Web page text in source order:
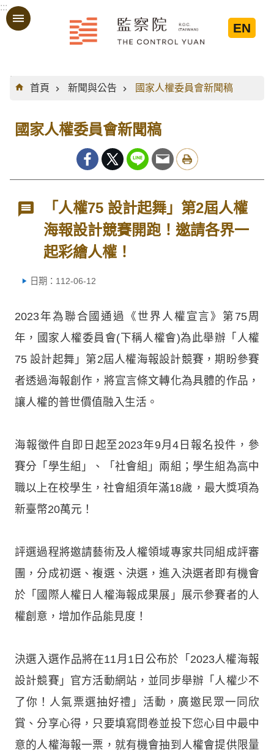
跳到主要內容區塊
:::
EN
:::
首頁
新聞與公告 國家人權委員會新聞稿
國家人權委員會新聞稿
「人權75 設計起舞」第2屆人權
海報設計競賽開跑！邀請各界一
起彩繪人權！
日期：112-06-12
2023年為聯合國通過《世界人權宣言》第75周
年，國家人權委員會(下稱人權會)為此舉辦「人權
75 設計起舞」第2屆人權海報設計競賽，期盼參賽
者透過海報創作，將宣言條文轉化為具體的作品，
讓人權的普世價值融入生活。
海報徵件自即日起至2023年9月4日報名投件，參
賽分「學生組」、「社會組」兩組；學生組為高中
職以上在校學生，社會組須年滿18歲，最大獎項為
新臺幣20萬元！
評選過程將邀請藝術及人權領域專家共同組成評審
團，分成初選、複選、決選，進入決選者即有機會
於「國際人權日人權海報成果展」展示參賽者的人
權創意，增加作品能見度！
決選入選作品將在11月1日公布於「2023人權海報
設計競賽」官方活動網站，並同步舉辦「人權少不
了你！人氣票選抽好禮」活動，廣邀民眾一同欣
賞、分享心得，只要填寫問卷並投下您心目中最中
意的人權海報一票，就有機會抽到人權會提供限量